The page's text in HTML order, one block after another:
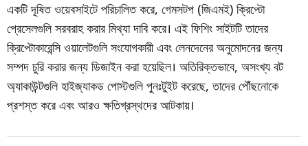
একটি দূষিত ওয়েবসাইটে পরিচালিত করে, গেমসটপ (জিএমই) ক্রিপ্টো
প্রেসেলগুলি সরবরাহ করার মিথ্যা দাবি করে। এই ফিশিং সাইটটি তাদের
ক্রিপ্টোকারেন্সি ওয়ালেটগুলি সংযোগকারী এবং লেনদেনের অনুমোদনের জন্য
সম্পদ চুরি করার জন্য ডিজাইন করা হয়েছিল। অতিরিক্তভাবে, অসংখ্য বট
অ্যাকাউন্টগুলি হাইজ্যাকড পোস্টগুলি পুনঃটুইট করেছে, তাদের পৌঁছনোকে
প্রশস্ত করে এবং আরও ক্ষতিগ্রস্থদের আটকায়।